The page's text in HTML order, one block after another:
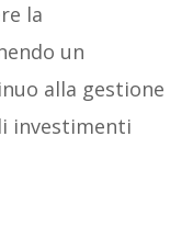
la
un
alla gestione
investimenti